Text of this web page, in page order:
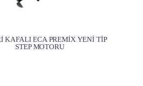
KAFALI ECA PREMİX YENİ TİP
STEP MOTORU